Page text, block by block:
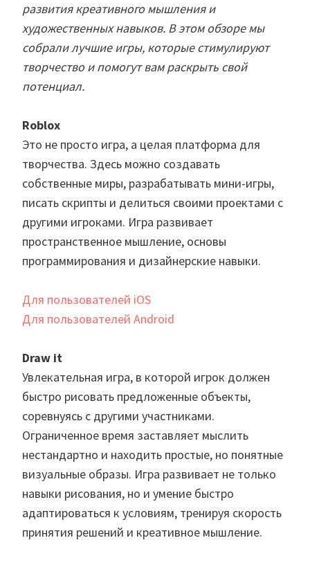
развития креативного мышления и
художественных навыков. В этом обзоре мы
собрали лучшие игры, которые стимулируют
творчество и помогут вам раскрыть свой
потенциал.
Roblox
Это не просто игра, а целая платформа для
творчества. Здесь можно создавать
собственные миры, разрабатывать мини-игры,
писать скрипты и делиться своими проектами с
другими игроками. Игра развивает
пространственное мышление, основы
программирования и дизайнерские навыки.
Для пользователей iOS
Для пользователей Android
Draw it
Увлекательная игра, в которой игрок должен
быстро рисовать предложенные объекты,
соревнуясь с другими участниками.
Ограниченное время заставляет мыслить
нестандартно и находить простые, но понятные
визуальные образы. Игра развивает не только
навыки рисования, но и умение быстро
адаптироваться к условиям, тренируя скорость
принятия решений и креативное мышление.